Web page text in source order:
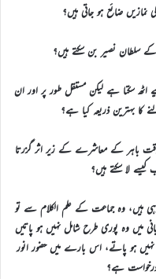
ضائع ہو جاتی ہیں؟
سلطان نصیر بن سکتے ہیں؟
سکتا ہے لیکن مستقل طور پر اور ان
کا بہترین ذریعہ کیا ہے؟
باہر کے معاشرے کے زیر اثر گزرتا
لا سکتے ہیں؟
ہیں، وہ جماعت کے علم الکلام سے تو
میں وہ پوری طرح شامل نہیں ہو پاتیں
ہو پاتے، اس بارے میں حضور انور
درخواست ہے؟